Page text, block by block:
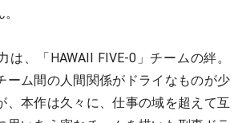
は、「HAWAII FIVE-0」チームの絆。
ーム間の人間関係がドライなものが少
、本作は久々に、仕事の域を超えて互